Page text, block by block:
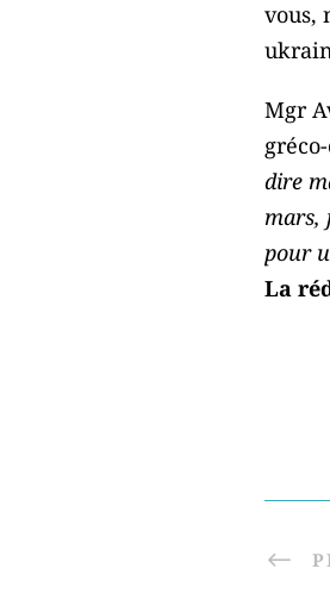
vous,
Mgr
dire
mars,
pour
La